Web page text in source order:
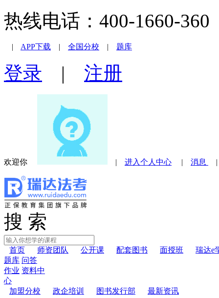
热线电话：400-1660-
| APP下载 | 全国分校 | 题库
登录 | 注册
欢迎你 | 进入个人中心 | 消息
搜 索
首页 师资团队 公开课 配套图书 面授班
瑞达e
题库 问答
作业 资料中
心
加盟分校
政企培训 图书发行部 最新资讯